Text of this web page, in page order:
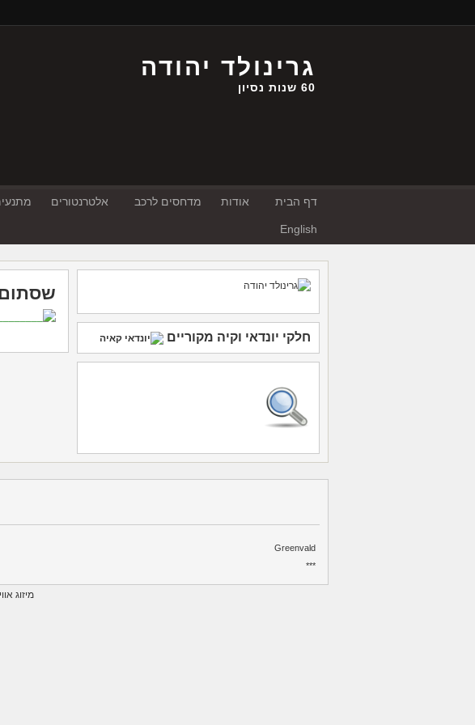
גרינולד יהודה
60 שנות נסיון
דף הבית אודות מדחסים לרכב אלטרנטורים
English
שסתום
חלקי יונדאי וקיה מקוריים
Greenvald
***
מיזוג